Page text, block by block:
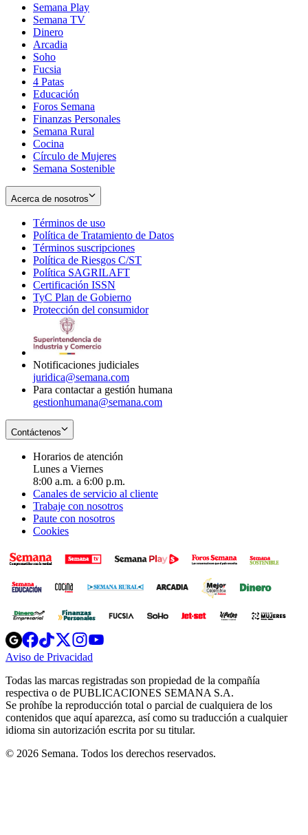
Semana Play
Semana TV
Dinero
Arcadia
Soho
in
new
window
Fucsia
in
new
window
4 Patas
Educación
Foros Semana
Finanzas Personales
Semana Rural
Cocina
Círculo de Mujeres
Semana Sostenible
Acerca de nosotros
Términos de uso
in
new
window
Política de Tratamiento de Datos
Términos suscripciones
in
Política de Riesgos C/ST
Política SAGRILAFT
new
window
Certificación ISSN
in
new
TyC Plan de Gobierno
in
Protección del consumidorOpens
Notificaciones judiciales
juridica@semana.com
Para contactar a gestión humana
gestionhumana@semana.com
Contáctenos
Horarios de atención
Lunes a Viernes
8:00 a.m. a 6:00 p.m.
Canales de servicio al cliente
Trabaje con nosotros
Paute con nosotros
Cookies
Opens
in
new
Opens
in
new
Opens
in
new
window
Opens
new
windowwindow
Aviso de Privacidad
new
window
Todas las marcas registradas son propiedad de la compañía
respectiva o de PUBLICACIONES SEMANA S.A.
Se prohíbe la reproducción total o parcial de cualquiera de los
contenidos que aquí aparezca, así como su traducción a cualquier
idioma sin autorización escrita por su titular.
© 2026 Semana. Todos los derechos reservados.